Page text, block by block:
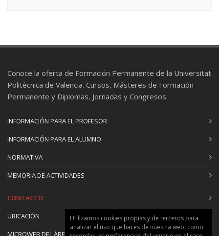
Conoce la oferta de Formación Permanente de la Universitat
Politècnica de Valencia. Cursos, Másteres de Formación
Permanente y Diplomas, Jornadas y Congresos.
INFORMACIÓN PARA EL PROFESOR
INFORMACIÓN PARA EL ALUMNO
NORMATIVA
MEMORIA DE ACTIVIDADES
CONTACTO
UBICACIÓN
MICROWEB DEL ÁREA
Utilizamos cookies propias y de terceros para
analizar el uso que haces de nuestra web, como